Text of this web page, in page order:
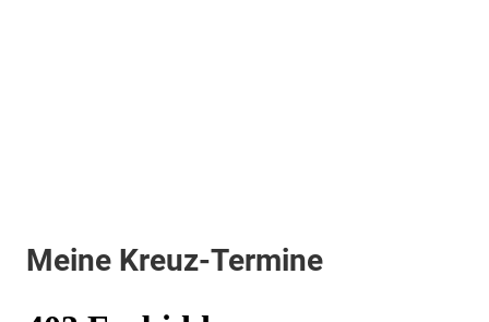
Meine Kreuz-Termine